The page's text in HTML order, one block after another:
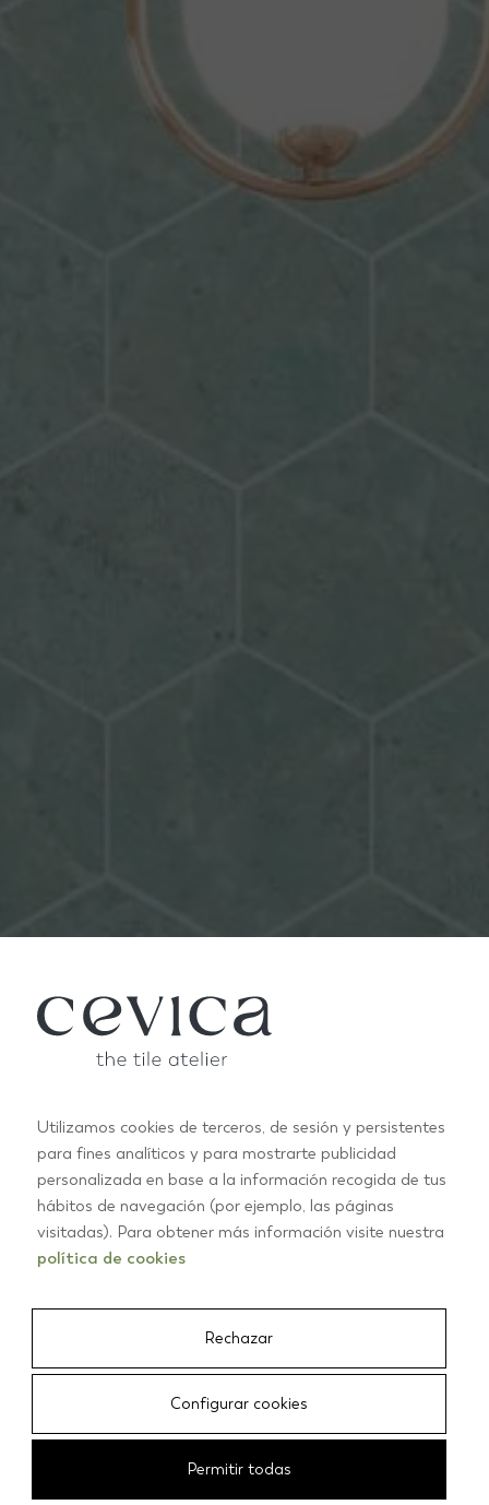
ROCK STAR
Utilizamos cookies de terceros, de sesión y persistentes
para fines analíticos y para mostrarte publicidad
personalizada en base a la información recogida de tus
hábitos de navegación (por ejemplo, las páginas
visitadas). Para obtener más información visite nuestra
política de cookies
Rechazar
Configurar cookies
Permitir todas